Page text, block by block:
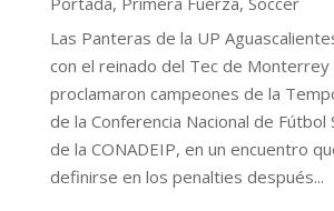
Las Panteras de la UP
con el reinado del Tec de Monterrey
proclamaron campeones de la
de la Conferencia Nacional de Fútbol
de la CONADEIP, en un encuentro
definirse en los penalties después...